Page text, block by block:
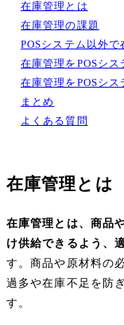
在庫管理とは
在庫管理の課題
POSシステム以外
在庫管理をPOSシス
在庫管理をPOSシス
まとめ
よくある質問
在庫管理とは
在庫管理とは、商品
け供給できるよう、
す。商品や原材料の
過多や在庫不足を防
す。